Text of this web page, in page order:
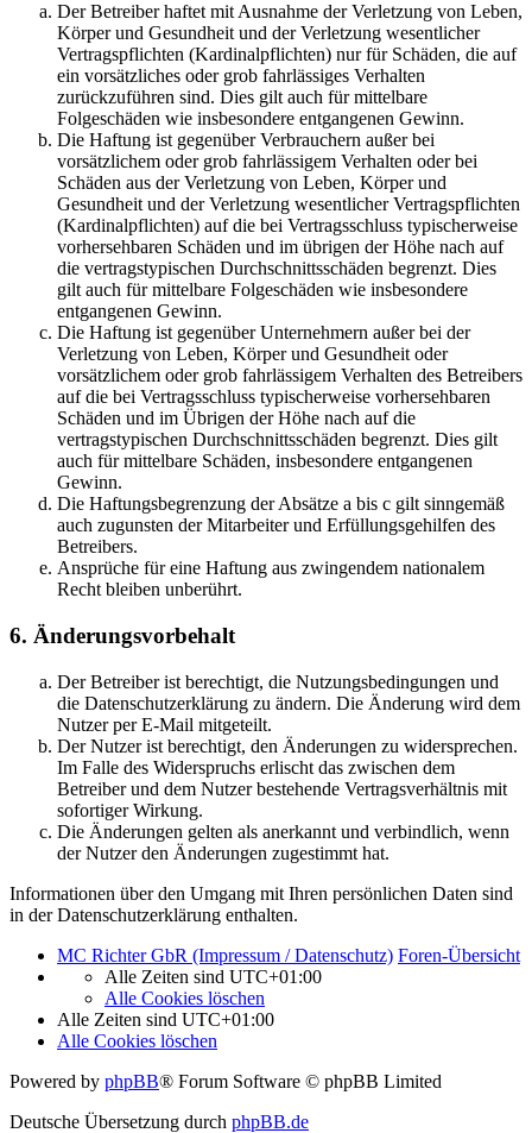
Der Betreiber haftet mit Ausnahme der Verletzung von Leben,
Körper und Gesundheit und der Verletzung wesentlicher
Vertragspflichten (Kardinalpflichten) nur für Schäden, die auf
ein vorsätzliches oder grob fahrlässiges Verhalten
zurückzuführen sind. Dies gilt auch für mittelbare
Folgeschäden wie insbesondere entgangenen Gewinn.
Die Haftung ist gegenüber Verbrauchern außer bei
vorsätzlichem oder grob fahrlässigem Verhalten oder bei
Schäden aus der Verletzung von Leben, Körper und
Gesundheit und der Verletzung wesentlicher Vertragspflichten
(Kardinalpflichten) auf die bei Vertragsschluss typischerweise
vorhersehbaren Schäden und im übrigen der Höhe nach auf
die vertragstypischen Durchschnittsschäden begrenzt. Dies
gilt auch für mittelbare Folgeschäden wie insbesondere
entgangenen Gewinn.
Die Haftung ist gegenüber Unternehmern außer bei der
Verletzung von Leben, Körper und Gesundheit oder
vorsätzlichem oder grob fahrlässigem Verhalten des Betreibers
auf die bei Vertragsschluss typischerweise vorhersehbaren
Schäden und im Übrigen der Höhe nach auf die
vertragstypischen Durchschnittsschäden begrenzt. Dies gilt
auch für mittelbare Schäden, insbesondere entgangenen
Gewinn.
Die Haftungsbegrenzung der Absätze a bis c gilt sinngemäß
auch zugunsten der Mitarbeiter und Erfüllungsgehilfen des
Betreibers.
Ansprüche für eine Haftung aus zwingendem nationalem
Recht bleiben unberührt.
6. Änderungsvorbehalt
Der Betreiber ist berechtigt, die Nutzungsbedingungen und
die Datenschutzerklärung zu ändern. Die Änderung wird dem
Nutzer per E-Mail mitgeteilt.
Der Nutzer ist berechtigt, den Änderungen zu widersprechen.
Im Falle des Widerspruchs erlischt das zwischen dem
Betreiber und dem Nutzer bestehende Vertragsverhältnis mit
sofortiger Wirkung.
Die Änderungen gelten als anerkannt und verbindlich, wenn
der Nutzer den Änderungen zugestimmt hat.
Informationen über den Umgang mit Ihren persönlichen Daten sind
in der Datenschutzerklärung enthalten.
MC Richter GbR (Impressum / Datenschutz) Foren-Übersicht
Alle Zeiten sind UTC+01:00
Alle Cookies löschen
Alle Zeiten sind UTC+01:00
Alle Cookies löschen
Powered by phpBB® Forum Software © phpBB Limited
Deutsche Übersetzung durch phpBB.de